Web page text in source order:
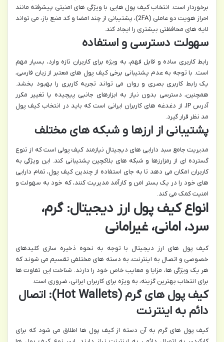
برخوردار است. انتخاب کیف پول هایی با ویژگی های امنیتی پیشرفته مانند
احراز هویت دو عاملی (2FA)، پشتیبانی از چند امضا و کد منبع باز، می تواند
لایه های محافظتی بیشتری را ایجاد کند.
سهولت دسترسی و استفاده
رابط کاربری ساده و قابل فهم، به ویژه برای کاربران تازه وارد، بسیار مهم
است. با توجه به عدم پشتیبانی برخی کیف پول های معتبر از زبان فارسی،
یک رابط کاربری بصری و روان می تواند تجربه کاربری را بهبود بخشد.
همچنین، دسترسی بدون نیاز به ابزارهای جانبی پیچیده یا تغییر مکرر
آدرس IP، از دغدغه های کاربران ایرانی است که باید در انتخاب کیف پول
مد نظر قرار گیرد.
پشتیبانی از ارزها و شبکه های مختلف
مدیریت جامع سبد دارایی های دیجیتال نیازمند کیف پولی است که از تنوع
گسترده ای از رمزارزها و شبکه های بلاکچین پشتیبانی کند. این ویژگی به
کاربران امکان می دهد تا به جای استفاده از چندین کیف پول، تمام دارایی
های خود را در یک بستر امن و کارآمد مدیریت کنند، که خود به سهولت و
امنیت کمک می کند.
انواع کیف پول ارز دیجیتال: گرم،
سرد، امانی، غیرامانی
کیف پول های ارز دیجیتال با توجه به نحوه ذخیره سازی کلیدهای
خصوصی و اتصال به اینترنت، به دسته های مختلفی تقسیم می شوند که
هر یک ویژگی ها، مزایا و معایب خاص خود را دارند. شناخت این تفاوت ها
برای انتخاب بهترین گزینه، به ویژه برای کاربران ایرانی، ضروری است.
کیف پول های گرم (Hot Wallets): اتصال
دائم به اینترنت
کیف پول های گرم به آن دسته از کیف پول ها اطلاق می شود که برای